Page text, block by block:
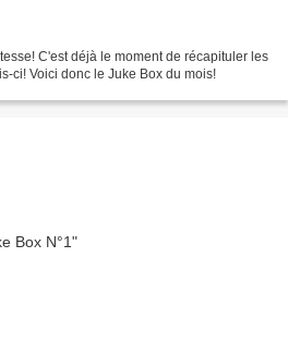
C'est déjà le moment de récapituler les
ci! Voici donc le Juke Box du mois!